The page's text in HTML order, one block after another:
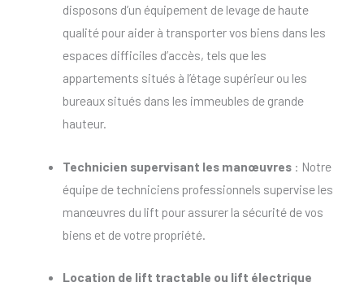
disposons d’un équipement de levage de haute
qualité pour aider à transporter vos biens dans les
espaces difficiles d’accès, tels que les
appartements situés à l’étage supérieur ou les
bureaux situés dans les immeubles de grande
hauteur.
Technicien supervisant les manœuvres: Notre
équipe de techniciens professionnels supervise les
manœuvres du lift pour assurer la sécurité de vos
biens et de votre propriété.
Location de lift tractable ou lift électrique